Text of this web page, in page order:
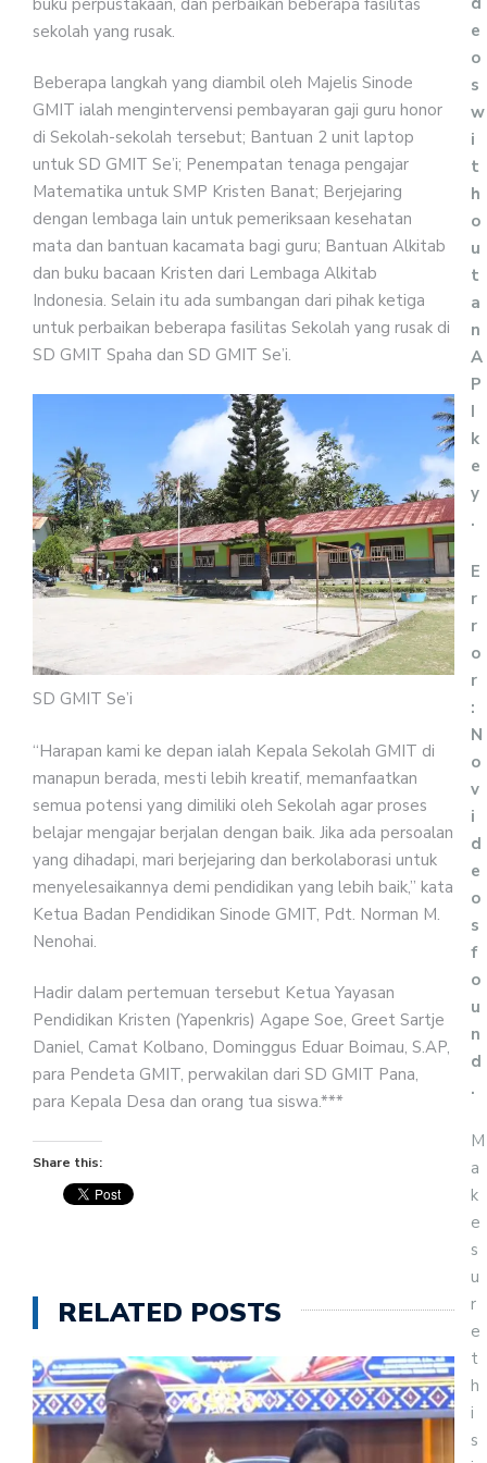
sekolah yang rusak.
Beberapa langkah yang diambil oleh Majelis Sinode
GMIT ialah mengintervensi pembayaran gaji guru honor
di Sekolah-sekolah tersebut; Bantuan 2 unit laptop
untuk SD GMIT Se’i; Penempatan tenaga pengajar
Matematika untuk SMP Kristen Banat; Berjejaring
dengan lembaga lain untuk pemeriksaan kesehatan
mata dan bantuan kacamata bagi guru; Bantuan Alkitab
dan buku bacaan Kristen dari Lembaga Alkitab
Indonesia. Selain itu ada sumbangan dari pihak ketiga
untuk perbaikan beberapa fasilitas Sekolah yang rusak di
SD GMIT Spaha dan SD GMIT Se’i.
SD GMIT Se’i
“Harapan kami ke depan ialah Kepala Sekolah GMIT di
manapun berada, mesti lebih kreatif, memanfaatkan
semua potensi yang dimiliki oleh Sekolah agar proses
belajar mengajar berjalan dengan baik. Jika ada persoalan
yang dihadapi, mari berjejaring dan berkolaborasi untuk
menyelesaikannya demi pendidikan yang lebih baik,” kata
Ketua Badan Pendidikan Sinode GMIT, Pdt. Norman M.
Nenohai.
Hadir dalam pertemuan tersebut Ketua Yayasan
Pendidikan Kristen (Yapenkris) Agape Soe, Greet Sartje
Daniel, Camat Kolbano, Dominggus Eduar Boimau, S.AP,
para Pendeta GMIT, perwakilan dari SD GMIT Pana,
para Kepala Desa dan orang tua siswa.***
Share this:
RELATED POSTS
e
o
s
w
i
t
h
o
u
t
a
n
A
P
I
k
e
y
.
E
r
r
o
r
:
N
o
v
i
d
e
o
s
f
o
u
n
d
.
M
a
k
e
s
u
r
e
t
h
i
s